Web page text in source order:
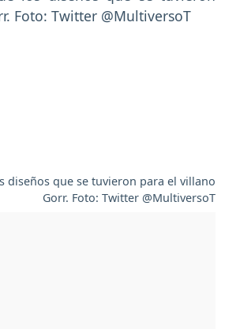
diseños que se tuvieron para el villano
Gorr. Foto: Twitter @MultiversoT